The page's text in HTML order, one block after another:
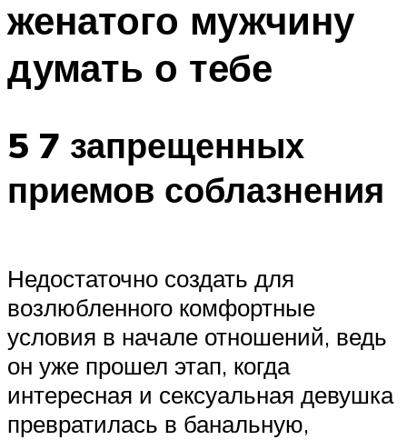
женатого мужчину
думать о тебе
5 7 запрещенных
приемов соблазнения
Недостаточно создать для
возлюбленного комфортные
условия в начале отношений, ведь
он уже прошел этап, когда
интересная и сексуальная девушка
превратилась в банальную,